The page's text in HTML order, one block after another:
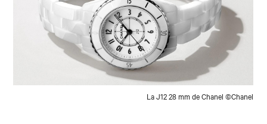
La J12 28 mm de Chanel ©Chanel